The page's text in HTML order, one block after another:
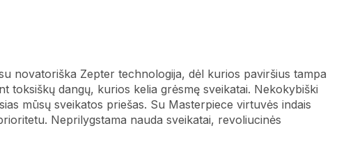
novatoriška Zepter technologija, dėl kurios paviršius tampa
toksiškų dangų, kurios kelia grėsmę sveikatai. Nekokybiški
mūsų sveikatos priešas. Su Masterpiece virtuvės indais
Neprilygstama nauda sveikatai, revoliucinės